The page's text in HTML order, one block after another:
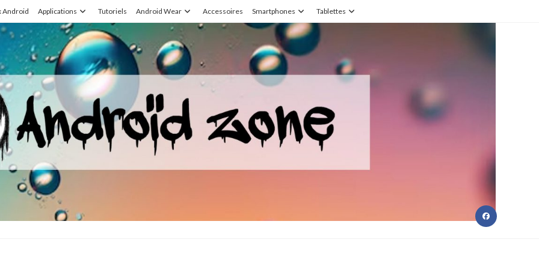
Android Applications Tutoriels Android Wear Accessoires Smartphones Tablettes